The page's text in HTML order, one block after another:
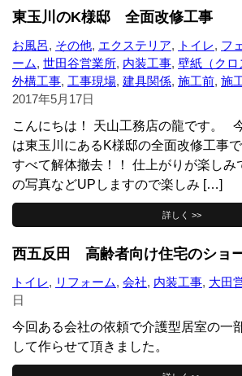
東玉川のK様邸 全面改修工事
お風呂, その他, エクステリア, トイレ, フ
ーム, 世田谷営業所, 内装工事, 壁紙（クロ
外構工事, 工事現場, 建具関係, 施工前, 施
2017年5月17日
こんにちは！ 天山工務店の龍です。
は東玉川にあるK様邸の全面改修工事
すべて解体撤去！！ 仕上がりが楽し
の写真などUPしますので楽しみ […]
詳しく >>
西五反田 高齢者向け住宅のショ
トイレ, リフォーム, 会社, 内装工事, 大田
日
今回ある会社の依頼で介護型居室の一
して作らせて頂きました。